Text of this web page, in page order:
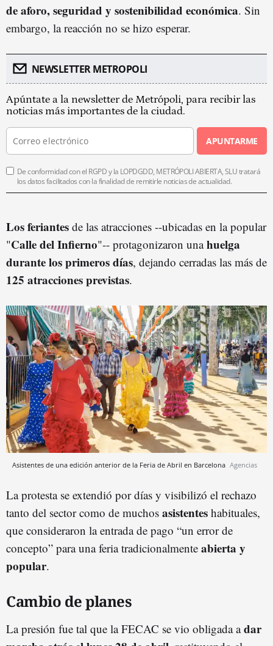
de aforo, seguridad y sostenibilidad económica. Sin
embargo, la reacción no se hizo esperar.
NEWSLETTER METROPOLI
Apúntate a la newsletter de Metrópoli, para recibir las
noticias más importantes de la ciudad.
APUNTARME
De conformidad con el RGPD y la LOPDGDD, METRÓPOLI ABIERTA, SLU tratará
los datos facilitados con la finalidad de remitirle noticias de actualidad.
Los feriantes de las atracciones --ubicadas en la popular
"Calle del Infierno"-- protagonizaron unahuelga
durante los primeros días, dejando cerradas las más de
125 atracciones previstas.
Asistentes de una edición anterior de la Feria de Abril en Barcelona Agencias
La protesta se extendió por días y visibilizó el rechazo
tanto del sector como de muchos asistentes habituales,
que consideraron la entrada de pago “un error de
concepto” para una feria tradicionalmente abierta y
popular.
Cambio de planes
La presión fue tal que la FECAC se vio obligada adar